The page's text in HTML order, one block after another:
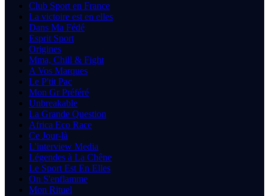
Club Sport en France
La victoire est en elles
Dans Ma Fédé
Esprit Sport
Origines
Mma, Chill & Fight
A Vos Marques
Le P'tit Pac
Mon Gr Préféré
Unbreakable
La Grande Question
Africa Eco Race
Ce Jour-là
L'interview Media
Légendes à La Chêne
Le Sport Est En Elles
On S'enflamme
Mon Rituel